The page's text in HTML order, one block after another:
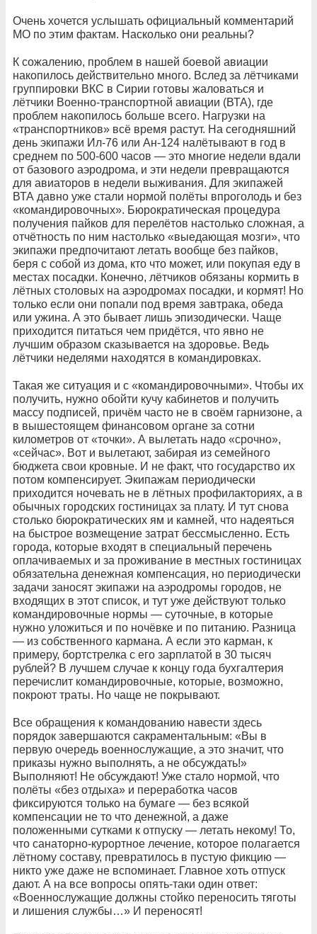
Очень хочется услышать официальный комментарий
МО по этим фактам. Насколько они реальны?
К сожалению, проблем в нашей боевой авиации
накопилось действительно много. Вслед за лётчиками
группировки ВКС в Сирии готовы жаловаться и
лётчики Военно-транспортной авиации (ВТА), где
проблем накопилось больше всего. Нагрузки на
«транспортников» всё время растут. На сегодняшний
день экипажи Ил-76 или Ан-124 налётывают в год в
среднем по 500-600 часов — это многие недели вдали
от базового аэродрома, и эти недели превращаются
для авиаторов в недели выживания. Для экипажей
ВТА давно уже стали нормой полёты впроголодь и без
«командировочных». Бюрократическая процедура
получения пайков для перелётов настолько сложная, а
отчётность по ним настолько «выедающая мозги», что
экипажи предпочитают летать вообще без пайков,
беря с собой из дома, кто что может, или покупая еду в
местах посадки. Конечно, лётчиков обязаны кормить в
лётных столовых на аэродромах посадки, и кормят! Но
только если они попали под время завтрака, обеда
или ужина. А это бывает лишь эпизодически. Чаще
приходится питаться чем придётся, что явно не
лучшим образом сказывается на здоровье. Ведь
лётчики неделями находятся в командировках.
Такая же ситуация и с «командировочными». Чтобы их
получить, нужно обойти кучу кабинетов и получить
массу подписей, причём часто не в своём гарнизоне, а
в вышестоящем финансовом органе за сотни
километров от «точки». А вылетать надо «срочно»,
«сейчас». Вот и вылетают, забирая из семейного
бюджета свои кровные. И не факт, что государство их
потом компенсирует. Экипажам периодически
приходится ночевать не в лётных профилакториях, а в
обычных городских гостиницах за плату. И тут снова
столько бюрократических ям и камней, что надеяться
на быстрое возмещение затрат бессмысленно. Есть
города, которые входят в специальный перечень
оплачиваемых и за проживание в местных гостиницах
обязательна денежная компенсация, но периодически
задачи заносят экипажи на аэродромы городов, не
входящих в этот список, и тут уже действуют только
командировочные нормы — суточные, в которые
нужно уложиться и по ночёвке и по питанию. Разница
— из собственного кармана. А если это карман, к
примеру, бортстрелка с его зарплатой в 30 тысяч
рублей? В лучшем случае к концу года бухгалтерия
перечислит командировочные, которые, возможно,
покроют траты. Но чаще не покрывают.
Все обращения к командованию навести здесь
порядок завершаются сакраментальным: «Вы в
первую очередь военнослужащие, а это значит, что
приказы нужно выполнять, а не обсуждать!»
Выполняют! Не обсуждают! Уже стало нормой, что
полёты «без отдыха» и переработка часов
фиксируются только на бумаге — без всякой
компенсации не то что денежной, а даже
положенными сутками к отпуску — летать некому! То,
что санаторно-курортное лечение, которое полагается
лётному составу, превратилось в пустую фикцию —
никто уже даже не вспоминает. Главное хоть отпуск
дают. А на все вопросы опять-таки один ответ:
«Военнослужащие должны стойко переносить тяготы
и лишения службы…» И переносят!